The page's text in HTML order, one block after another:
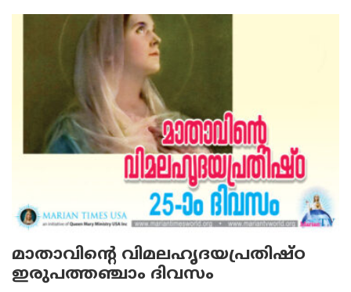
മാതാവിന്റെ വിമലഹൃദയപ്രതിഷ്ഠ
ഇരുപത്തഞ്ചാം ദിവസം